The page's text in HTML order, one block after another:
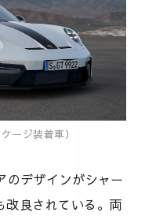
ージ装着車）
のデザインがシャー
改良されている。両